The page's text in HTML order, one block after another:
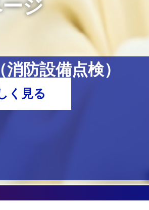
ジ
防設備点検）
く見る